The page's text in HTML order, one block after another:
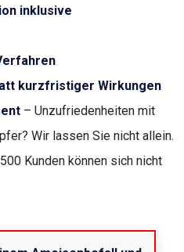
inklusive
kurzfristiger Wirkungen
– Unzufriedenheiten mit
Wir lassen Sie nicht allein.
Kunden können sich nicht